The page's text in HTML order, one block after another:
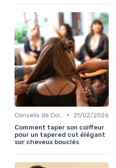
•
21/02/2026
Comment taper son coiffeur
pour un tapered cut élégant
sur cheveux bouclés